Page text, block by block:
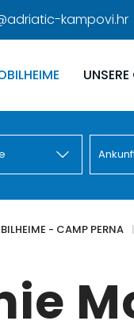
kampovi.hr
- CAMP PERNA